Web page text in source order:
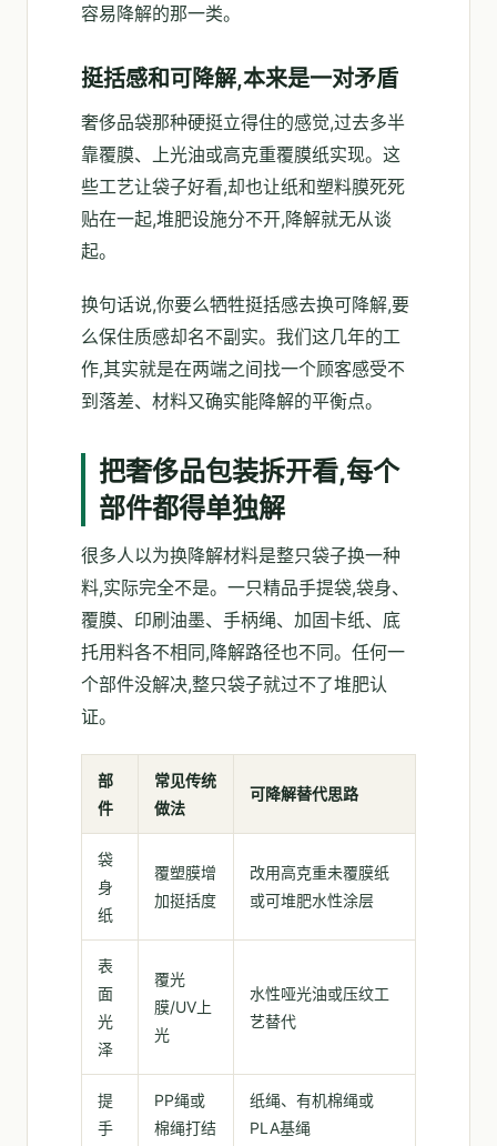
容易降解的那一类。
挺括感和可降解,本来是一对矛盾
奢侈品袋那种硬挺立得住的感觉,过去多半
靠覆膜、上光油或高克重覆膜纸实现。这
些工艺让袋子好看,却也让纸和塑料膜死死
贴在一起,堆肥设施分不开,降解就无从谈
起。
换句话说,你要么牺牲挺括感去换可降解,要
么保住质感却名不副实。我们这几年的工
作,其实就是在两端之间找一个顾客感受不
到落差、材料又确实能降解的平衡点。
把奢侈品包装拆开看,每个
部件都得单独解
很多人以为换降解材料是整只袋子换一种
料,实际完全不是。一只精品手提袋,袋身、
覆膜、印刷油墨、手柄绳、加固卡纸、底
托用料各不相同,降解路径也不同。任何一
个部件没解决,整只袋子就过不了堆肥认
证。
部
件
常见传统
做法
可降解替代思路
袋
身
纸
覆塑膜增
加挺括度
改用高克重未覆膜纸
或可堆肥水性涂层
表
面
光
泽
覆光
膜/UV上
光
水性哑光油或压纹工
艺替代
提
手
PP绳或
棉绳打结
纸绳、有机棉绳或
PLA基绳